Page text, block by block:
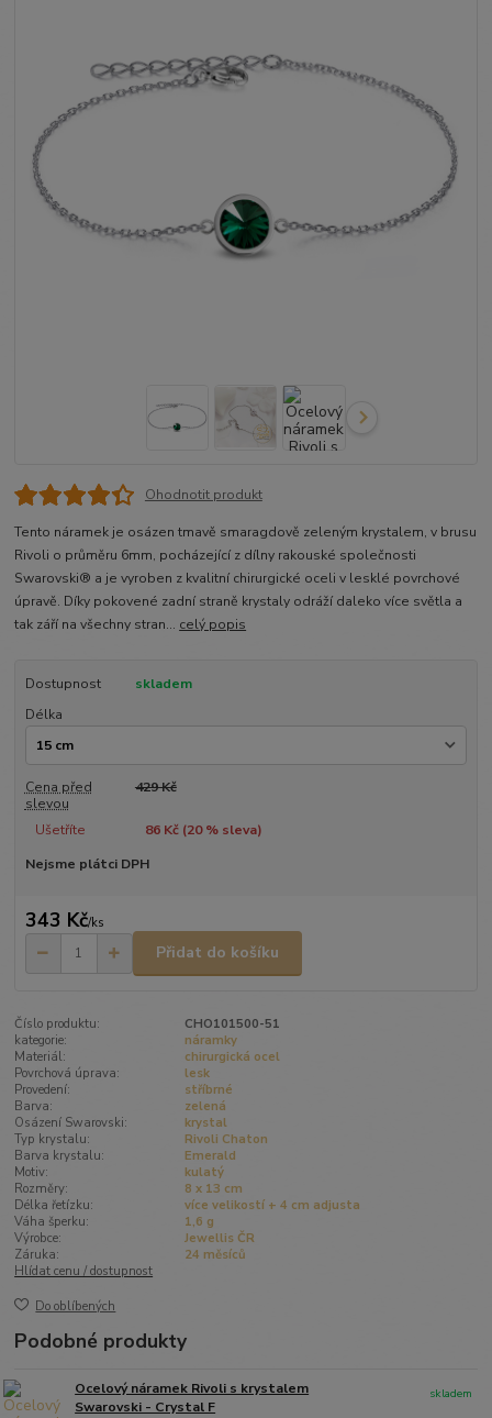
Ohodnotit produkt
Tento náramek je osázen tmavě smaragdově zeleným krystalem, v brusu
Rivoli o průměru 6mm, pocházející z dílny rakouské společnosti
Swarovski® a je vyroben z kvalitní chirurgické oceli v lesklé povrchové
úpravě. Díky pokovené zadní straně krystaly odráží daleko více světla a
tak září na všechny stran... celý popis
Dostupnost
skladem
Délka
Cena před
slevou
429 Kč
Ušetříte 86 Kč (20% sleva)
Nejsme plátci DPH
343 Kč/ks
Přidat do košíku
Číslo produktu:
CHO101500-51
kategorie:
náramky
Materiál:
chirurgická ocel
Povrchová úprava:
lesk
Provedení:
stříbrné
Barva:
zelená
Osázení Swarovski:
krystal
Typ krystalu:
Rivoli Chaton
Barva krystalu:
Emerald
Motiv:
kulatý
Rozměry:
8 x 13 cm
Délka řetízku:
více velikostí + 4 cm adjusta
Váha šperku:
1,6 g
Výrobce:
Jewellis ČR
Záruka:
24 měsíců
Hlídat cenu / dostupnost
Do oblíbených
Podobné produkty
Ocelový náramek Rivoli s krystalem
Swarovski - Crystal F
skladem